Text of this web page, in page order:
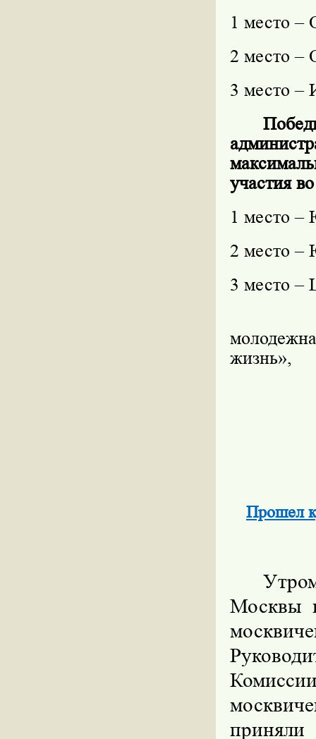
1 место –
2 место –
3 место –
участия
1 место –
2 место –
3 место –
жизнь»,
Прошел
Москвы